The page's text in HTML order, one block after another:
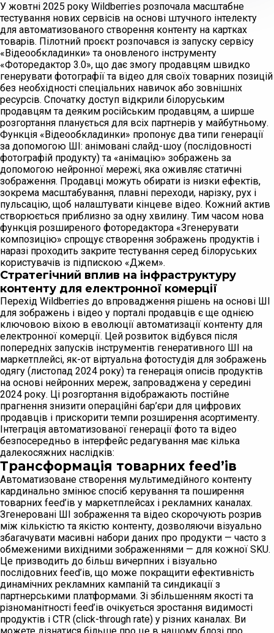
У жовтні 2025 року Wildberries розпочала масштабне
тестування нових сервісів на основі штучного інтелекту
для автоматизованого створення контенту на картках
товарів. Пілотний проєкт розпочався із запуску сервісу
«Відеообкладинки» та оновленого інструменту
«Фоторедактор 3.0», що дає змогу продавцям швидко
генерувати фотографії та відео для своїх товарних позицій
без необхідності спеціальних навичок або зовнішніх
ресурсів. Спочатку доступ відкрили білоруським
продавцям та деяким російським продавцям, а ширше
розгортання планується для всіх партнерів у майбутньому.
Функція «Відеообкладинки» пропонує два типи генерації
за допомогою ШІ: анімовані слайд-шоу (послідовності
фотографій продукту) та «анімацію» зображень за
допомогою нейронної мережі, яка оживляє статичні
зображення. Продавці можуть обирати із низки ефектів,
зокрема масштабування, плавні переходи, нарізку, рух і
пульсацію, щоб налаштувати кінцеве відео. Кожний актив
створюється приблизно за одну хвилину. Тим часом нова
функція розширеного фоторедактора «Згенерувати
композицію» спрощує створення зображень продуктів і
наразі проходить закрите тестування серед білоруських
користувачів із підпискою «Джем».
Стратегічний вплив на інфраструктуру
контенту для електронної комерції
Перехід Wildberries до впровадження рішень на основі ШІ
для зображень і відео у порталі продавців є ще однією
ключовою віхою в еволюції автоматизації контенту для
електронної комерції. Цей розвиток відбувся після
попередніх запусків інструментів генеративного ШІ на
маркетплейсі, як-от віртуальна фотостудія для зображень
одягу (листопад 2024 року) та генерація описів продуктів
на основі нейронних мереж, запроваджена у середині
2024 року. Ці розгортання відображають постійне
прагнення знизити операційні бар’єри для цифрових
продавців і прискорити темпи розширення асортименту.
Інтеграція автоматизованої генерації фото та відео
безпосередньо в інтерфейс редагування має кілька
далекосяжних наслідків:
Трансформація товарних feed’ів
Автоматизоване створення мультимедійного контенту
кардинально змінює спосіб керування та поширення
товарних feed’ів у маркетплейсах і рекламних каналах.
Згенеровані ШІ зображення та відео скорочують розрив
між кількістю та якістю контенту, дозволяючи візуально
збагачувати масивні набори даних про продукти — часто з
обмеженими вихідними зображеннями — для кожної SKU.
Це призводить до більш вичерпних і візуально
послідовних feed’ів, що може покращити ефективність
динамічних рекламних кампаній та синдикації з
партнерськими платформами. Зі збільшенням якості та
різноманітності feed’ів очікується зростання видимості
продуктів і CTR (click-through rate) у різних каналах. Ви